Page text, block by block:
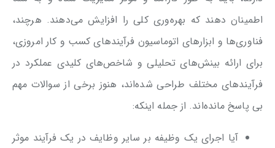
اطمینان دهند که بهره‌وری کلی را افزایش می‌دهند. هرچند،
فناوری‌ها و ابزارهای اتوماسیون فرآیندهای کسب و کار امروزی،
برای ارائه بینش‌های تحلیلی و شاخص‌های کلیدی عملکرد در
فرآیندهای مختلف طراحی شده‌اند، هنوز برخی از سوالات مهم
بی پاسخ مانده‌اند. از جمله اینکه:
آیا اجرای یک وظیفه بر سایر وظایف در یک فرآیند موثر